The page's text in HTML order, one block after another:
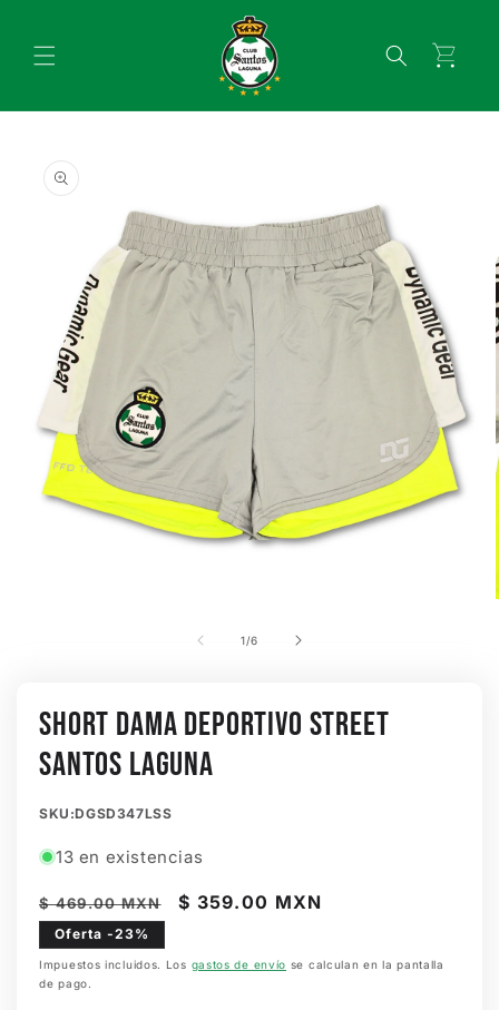
al contenido
Carrito
información
modal
1/de
6
SHORT DAMA DEPORTIVO STREET
SANTOS LAGUNA
SKU:
SKU:DGSD347LSS
13 en existencias
Precio
habitual
$ 469.00 MXN
Precio
oferta
$ 359.00 MXN
Oferta -23%
Impuestos incluidos. Los gastos de envío se calculan en la pantalla
de pago.